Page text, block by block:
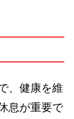
、健康を維
息が重要で